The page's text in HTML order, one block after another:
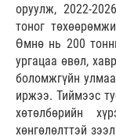
оруулж, 2022-
тоног
Өмнө нь 200
ургацаа өвөл,
боломжгүйн
иржээ. Тиймээс
хөтөлбөрийн
хөнгөлөлттэй